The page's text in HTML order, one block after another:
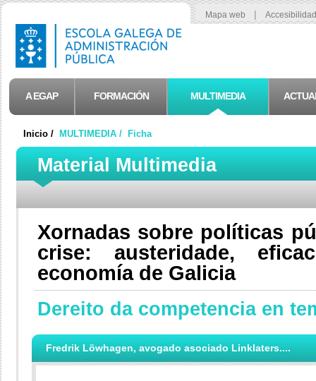
Mapa web |
A EGAP FORMACIÓN MULTIMEDIA
Inicio / MULTIMEDIA / Ficha
Material Multimedia
Xornadas sobre políticas
crise: austeridade,
economía de Galicia
Dereito da competencia en
Fredrik Löwhagen, avogado asociado Linklaters....